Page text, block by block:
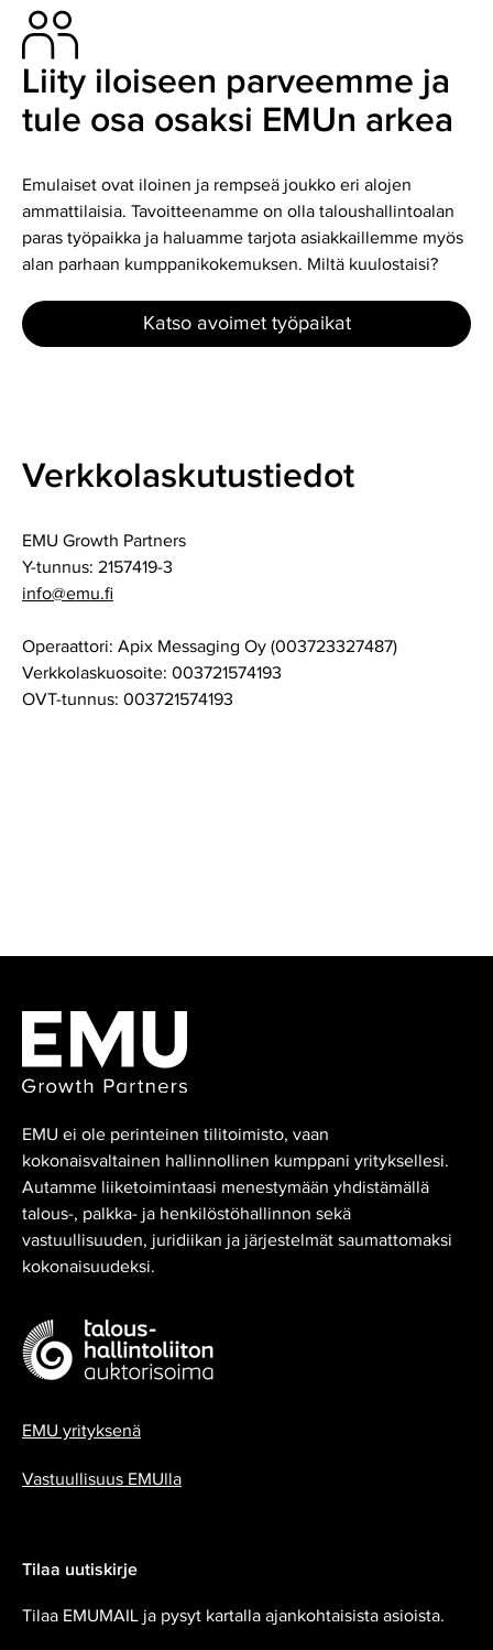
Liity iloiseen parveemme ja
tule osa osaksi EMUn arkea
Emulaiset ovat iloinen ja rempseä joukko eri alojen
ammattilaisia. Tavoitteenamme on olla taloushallintoalan
paras työpaikka ja haluamme tarjota asiakkaillemme myös
alan parhaan kumppanikokemuksen. Miltä kuulostaisi?
Katso avoimet työpaikat
Verkkolaskutustiedot
EMU Growth Partners
Y-tunnus: 2157419-3
info@emu.fi
Operaattori: Apix Messaging Oy (003723327487)
Verkkolaskuosoite: 003721574193
OVT-tunnus: 003721574193
EMU ei ole perinteinen tilitoimisto, vaan
kokonaisvaltainen hallinnollinen kumppani yrityksellesi.
Autamme liiketoimintaasi menestymään yhdistämällä
talous-, palkka- ja henkilöstöhallinnon sekä
vastuullisuuden, juridiikan ja järjestelmät saumattomaksi
kokonaisuudeksi.
EMU yrityksenä
Vastuullisuus EMUlla
Tilaa uutiskirje
Tilaa EMUMAIL ja pysyt kartalla ajankohtaisista asioista.